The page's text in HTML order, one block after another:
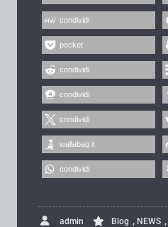
condividi
pocket
condividi
condividi
condividi
wallabag it
condividi
admin Blog , NEWS ,